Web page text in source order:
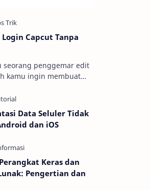
Capcut Tanpa
seorang penggemar edit
kamu ingin membuat
dan menginstal
Data Seluler Tidak
dan iOS
Keras dan
Pengertian dan